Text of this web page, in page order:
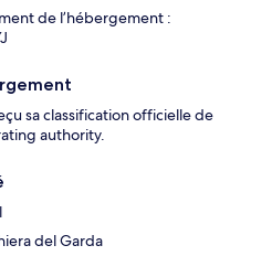
de l’hébergement :
sa classification officielle de
authority.
del Garda